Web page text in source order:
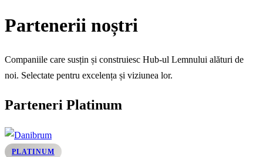
Partenerii noștri
Companiile care susțin și construiesc Hub-ul Lemnului alături de
noi. Selectate pentru excelența și viziunea lor.
Parteneri Platinum
PLATINUM